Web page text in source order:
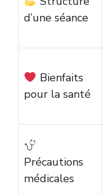
d’une séance
Bienfaits
pour la santé
Précautions
médicales